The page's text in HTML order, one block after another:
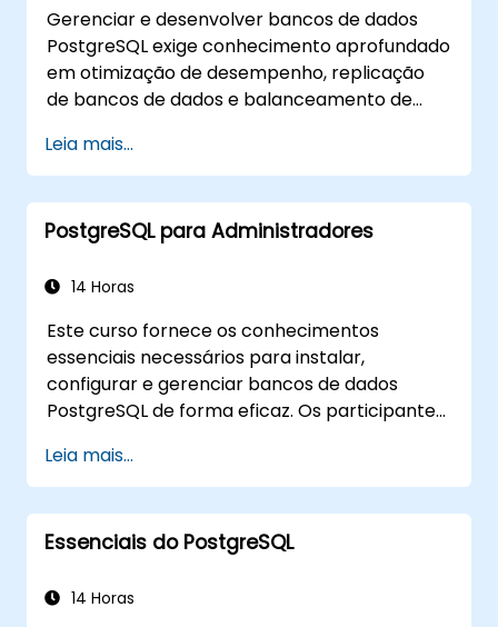
Gerenciar e desenvolver bancos de dados
PostgreSQL exige conhecimento aprofundado
em otimização de desempenho, replicação
de bancos de dados e balanceamento de
de servidores, fundamentos do SQL,
interfaces de cliente, programação do lado
do servidor e conceitos internos do banco de
dados. O treinamento prático capacita DBAs
consultas, gerenciar backups, configurar
robustas e adequadas para ambientes
empresariais com PostgreSQL.
Leia mais...
PostgreSQL para Administradores
14 Horas
Este curso fornece os conhecimentos
essenciais necessários para instalar,
configurar e gerenciar bancos de dados
PostgreSQL de forma eficaz. Os participantes
usuários, realizar backups e restaurações,
gerenciar logs e ajustar parâmetros básicos.
Através de exercícios práticos, os aprendizes
executarão tarefas administrativas do mundo
como desempenho e replicação.
Leia mais...
Essenciais do PostgreSQL
14 Horas